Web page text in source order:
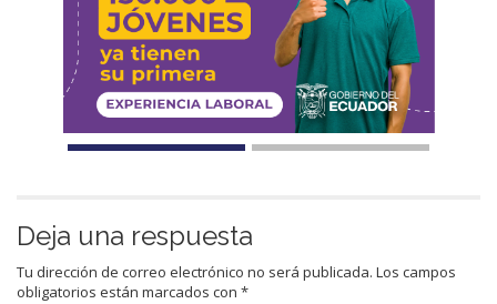
Deja una respuesta
Tu dirección de correo electrónico no será publicada. Los campos
obligatorios están marcados con *